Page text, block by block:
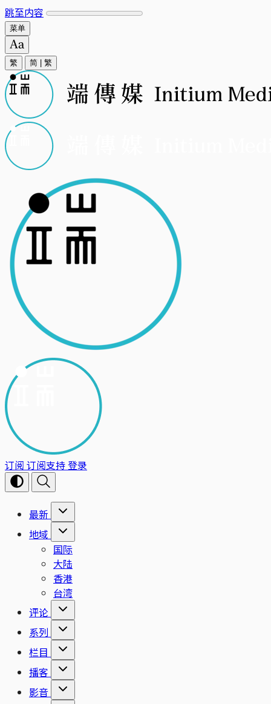
跳至内容
菜单
繁 简 繁
订阅 订阅支持登录
最新
地域
国际
大陆
香港
台湾
评论
系列
栏目
播客
影音